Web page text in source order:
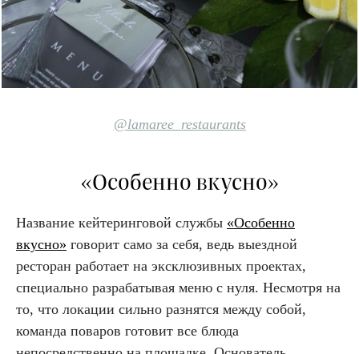
@lamaree_restaurants
«Особенно вкусно»
Название кейтеринговой службы «Особенно
вкусно» говорит само за себя, ведь выездной
ресторан работает на эксклюзивных проектах,
специально разрабатывая меню с нуля. Несмотря на
то, что локации сильно разнятся между собой,
команда поваров готовит все блюда